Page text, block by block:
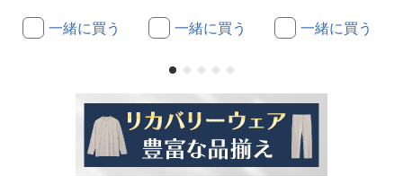
一緒に買う 一緒に買う 一緒に買う